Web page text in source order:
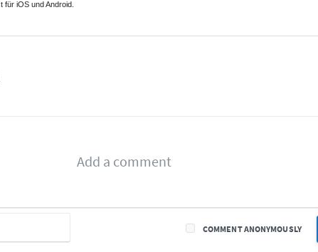
COMMENT ANONYMOUSLY